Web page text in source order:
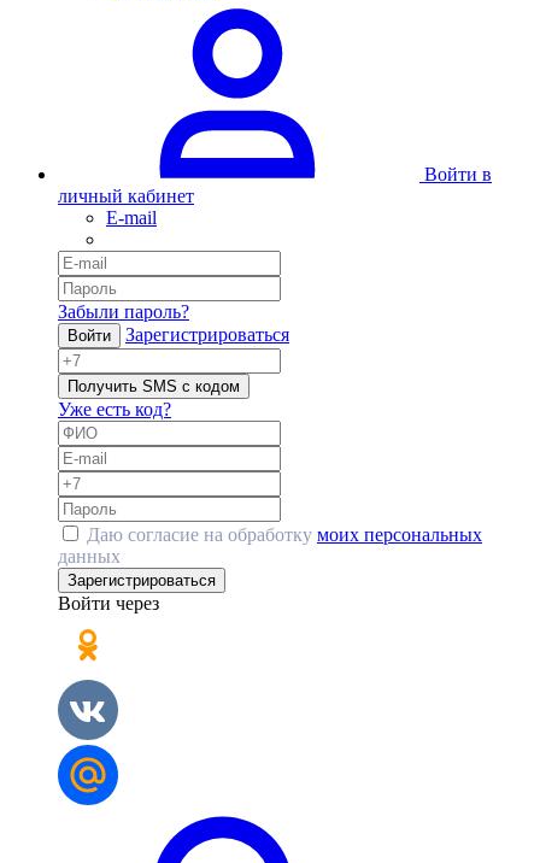
Войти в
личный кабинет
E-mail
Забыли пароль?
Войти Зарегистрироваться
Получить SMS с кодом
Уже есть код?
Даю согласие на обработку моих персональных
данных
Зарегистрироваться
Войти через